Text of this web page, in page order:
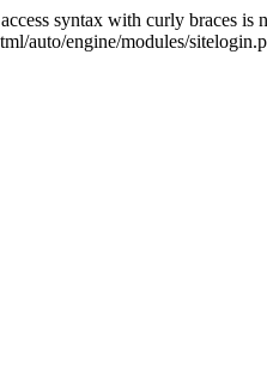
syntax with curly braces is
auto/engine/modules/